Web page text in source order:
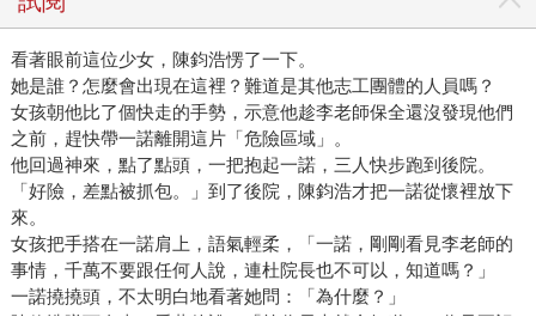
看著眼前這位少女，陳鈞浩愣了一下。
她是誰？怎麼會出現在這裡？難道是其他志工團體的人員嗎？
女孩朝他比了個快走的手勢，示意他趁李老師保全還沒發現他們
之前，趕快帶一諾離開這片「危險區域」。
他回過神來，點了點頭，一把抱起一諾，三人快步跑到後院。
「好險，差點被抓包。」到了後院，陳鈞浩才把一諾從懷裡放下
來。
女孩把手搭在一諾肩上，語氣輕柔，「一諾，剛剛看見李老師的
事情，千萬不要跟任何人說，連杜院長也不可以，知道嗎？」
一諾撓撓頭，不太明白地看著她問：「為什麼？」
陳鈞浩蹲下身來，看著他說：「等你長大就會知道了。你只要記